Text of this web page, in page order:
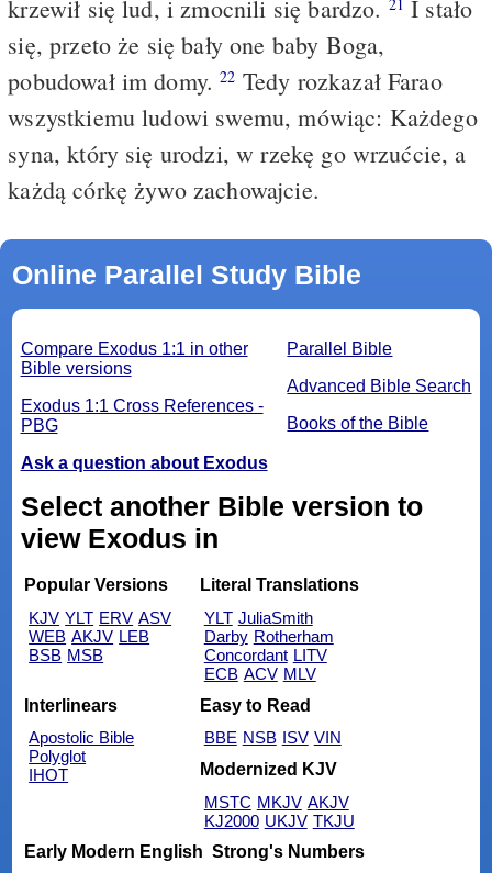
krzewił się lud, i zmocnili się bardzo.
I stało
się, przeto że się bały one baby Boga,
pobudował im domy.22 Tedy rozkazał Farao
wszystkiemu ludowi swemu, mówiąc: Każdego
syna, który się urodzi, w rzekę go wrzućcie, a
każdą córkę żywo zachowajcie.
Online Parallel Study Bible
Parallel Bible
Advanced Bible Search
Books of the Bible
Compare Exodus 1:1 in other
Bible versions
Exodus 1:1 Cross References -
PBG
Ask a question about Exodus
Select another Bible version to
view Exodus in
Popular Versions
KJV YLT ERV ASV
WEB AKJV LEB
BSB MSB
Literal Translations
YLT JuliaSmith
Darby Rotherham
Concordant LITV
ECB ACV MLV
Interlinears
Apostolic Bible
Polyglot
IHOT
Easy to Read
BBE NSB ISV VIN
Modernized KJV
MSTC MKJV AKJV
KJ2000 UKJV TKJU
Early Modern English Strong's Numbers